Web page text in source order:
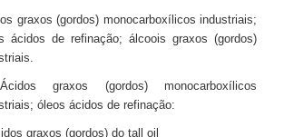
graxos (gordos) monocarboxílicos industriais;
ácidos de refinação; álcoois graxos (gordos)
graxos (gordos) monocarboxílicos
óleos ácidos de refinação:
graxos (gordos) do tall oil